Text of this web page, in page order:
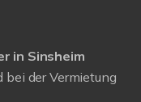
in Sinsheim
der Vermietung